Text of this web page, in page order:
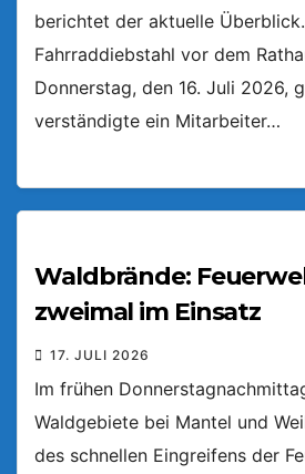
berichtet der aktuelle
Fahrraddiebstahl vor dem
Donnerstag, den 16. Juli 2026,
verständigte ein Mitarbeiter…
Waldbrände:
zweimal im Einsatz
17. JULI 2026
Im frühen
Waldgebiete bei Mantel und
des schnellen Eingreifens der